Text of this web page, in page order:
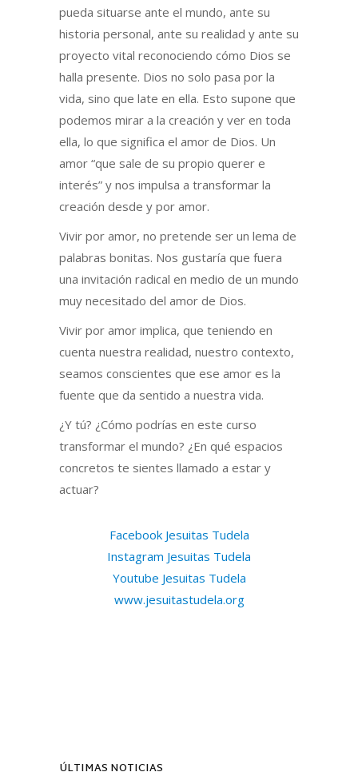
pueda situarse ante el mundo, ante su
historia personal, ante su realidad y ante su
proyecto vital reconociendo cómo Dios se
halla presente. Dios no solo pasa por la
vida, sino que late en ella. Esto supone que
podemos mirar a la creación y ver en toda
ella, lo que significa el amor de Dios. Un
amor “que sale de su propio querer e
interés” y nos impulsa a transformar la
creación desde y por amor.
Vivir por amor, no pretende ser un lema de
palabras bonitas. Nos gustaría que fuera
una invitación radical en medio de un mundo
muy necesitado del amor de Dios.
Vivir por amor implica, que teniendo en
cuenta nuestra realidad, nuestro contexto,
seamos conscientes que ese amor es la
fuente que da sentido a nuestra vida.
¿Y tú? ¿Cómo podrías en este curso
transformar el mundo? ¿En qué espacios
concretos te sientes llamado a estar y
actuar?
Facebook Jesuitas Tudela
Instagram Jesuitas Tudela
Youtube Jesuitas Tudela
www.jesuitastudela.org
ÚLTIMAS NOTICIAS